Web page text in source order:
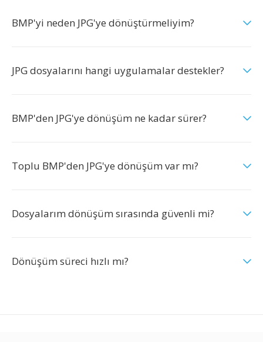
BMP'yi neden JPG'ye dönüştürmeliyim?
JPG dosyalarını hangi uygulamalar destekler?
BMP'den JPG'ye dönüşüm ne kadar sürer?
Toplu BMP'den JPG'ye dönüşüm var mı?
Dosyalarım dönüşüm sırasında güvenli mi?
Dönüşüm süreci hızlı mı?